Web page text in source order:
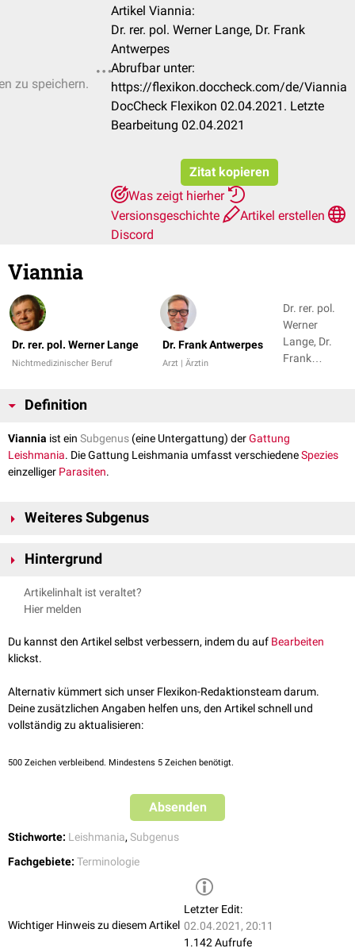
zu speichern.
Artikel Viannia:
Dr. rer. pol. Werner Lange, Dr. Frank
Antwerpes
Abrufbar unter:
https://flexikon.doccheck.com/de/Viannia
DocCheck Flexikon 02.04.2021. Letzte
Bearbeitung 02.04.2021
Zitat kopieren
Was zeigt hierher
Versionsgeschichte
Artikel erstellen
Discord
Viannia
Dr. rer. pol. Werner Lange
Nichtmedizinischer Beruf
Dr. Frank Antwerpes
Arzt | Ärztin
Dr. rer. pol.
Werner
Lange, Dr.
Frank
Definition
Viannia ist ein Subgenus (eine Untergattung) derGattung
Leishmania. Die Gattung Leishmania umfasst verschiedeneSpezies
einzelliger Parasiten.
Weiteres Subgenus
Erreger enthalten. Neben Viannia ist dies das Subgenus
werden dem Subgenus Leishmania zugerechnet.
Hintergrund
Leishmanien vom Subgenus Viannia sind die
mukokutanen
Wie alle Leishmanien-Spezies in Amerika werdenhumanpathogene
Leishmanien des Subgenus Viannia durch
verschiedeneWirbeltiere(z.B.Nagetiere, Beuteltiere,Edentaten,Hunde
Durch Leishmanien vom Subgenus Viannia übertragene Infektionen sind
alsoZoonosen.
dem Subgenus Viannia an:
Leishmania guyanensis
Leishmania panamensis
Subgenus Viannia ausgelöst werden, sind:
Monate oder Jahre nach Auftreten einer kutanen Leishmaniose kann
aufgrundhämatogeneroderlymphogenerDisseminierung
einer unbehandelten kutanen
Artikelinhalt ist veraltet?
Hier melden
Du kannst den Artikel selbst verbessern, indem du auf Bearbeiten
klickst.
Alternativ kümmert sich unser Flexikon-Redaktionsteam darum.
Deine zusätzlichen Angaben helfen uns, den Artikel schnell und
vollständig zu aktualisieren:
500 Zeichen verbleibend. Mindestens 5 Zeichen benötigt.
Absenden
Stichworte: Leishmania, Subgenus
Fachgebiete: Terminologie
Wichtiger Hinweis zu diesem Artikel
Letzter Edit:
02.04.2021, 20:11
1.142 Aufrufe